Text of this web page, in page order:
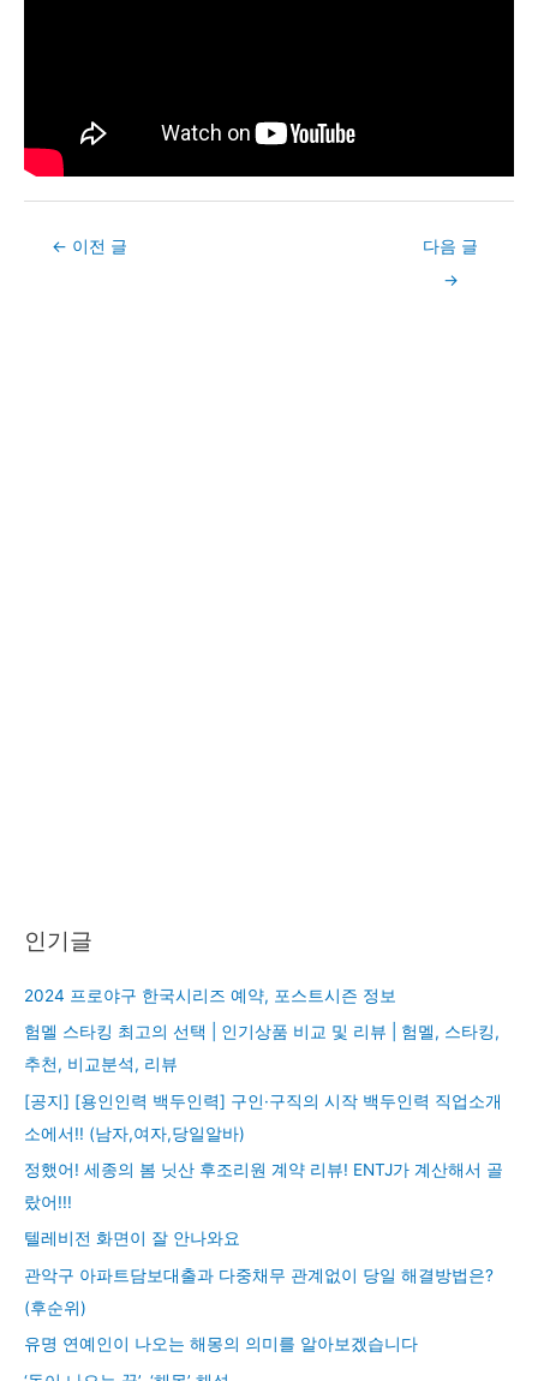
Post← 이전 글
다음 글
→
인기글
2024 프로야구 한국시리즈 예약, 포스트시즌 정보
험멜 스타킹 최고의 선택 | 인기상품 비교 및 리뷰 | 험멜, 스타킹,
추천, 비교분석, 리뷰
[공지] [용인인력 백두인력] 구인·구직의 시작 백두인력 직업소개
소에서!! (남자,여자,당일알바)
정했어! 세종의 봄 닛산 후조리원 계약 리뷰! ENTJ가 계산해서 골
랐어!!!
텔레비전 화면이 잘 안나와요
관악구 아파트담보대출과 다중채무 관계없이 당일 해결방법은?
(후순위)
유명 연예인이 나오는 해몽의 의미를 알아보겠습니다